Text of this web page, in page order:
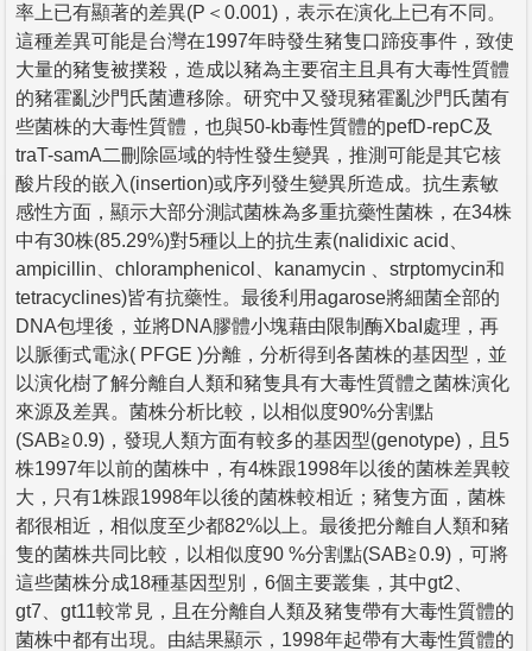
率上已有顯著的差異(P＜0.001)，表示在演化上已有不同。
這種差異可能是台灣在1997年時發生豬隻口蹄疫事件，致使
大量的豬隻被撲殺，造成以豬為主要宿主且具有大毒性質體
的豬霍亂沙門氏菌遭移除。研究中又發現豬霍亂沙門氏菌有
些菌株的大毒性質體，也與50-kb毒性質體的pefD-repC及
traT-samA二刪除區域的特性發生變異，推測可能是其它核
酸片段的嵌入(insertion)或序列發生變異所造成。抗生素敏
感性方面，顯示大部分測試菌株為多重抗藥性菌株，在34株
中有30株(85.29%)對5種以上的抗生素(nalidixic acid、
ampicillin、chloramphenicol、kanamycin 、strptomycin和
tetracyclines)皆有抗藥性。最後利用agarose將細菌全部的
DNA包埋後，並將DNA膠體小塊藉由限制酶XbaI處理，再
以脈衝式電泳( PFGE )分離，分析得到各菌株的基因型，並
以演化樹了解分離自人類和豬隻具有大毒性質體之菌株演化
來源及差異。菌株分析比較，以相似度90%分割點
(SAB≧0.9)，發現人類方面有較多的基因型(genotype)，且5
株1997年以前的菌株中，有4株跟1998年以後的菌株差異較
大，只有1株跟1998年以後的菌株較相近；豬隻方面，菌株
都很相近，相似度至少都82%以上。最後把分離自人類和豬
隻的菌株共同比較，以相似度90 %分割點(SAB≧0.9)，可將
這些菌株分成18種基因型別，6個主要叢集，其中gt2、
gt7、gt11較常見，且在分離自人類及豬隻帶有大毒性質體的
菌株中都有出現。由結果顯示，1998年起帶有大毒性質體的